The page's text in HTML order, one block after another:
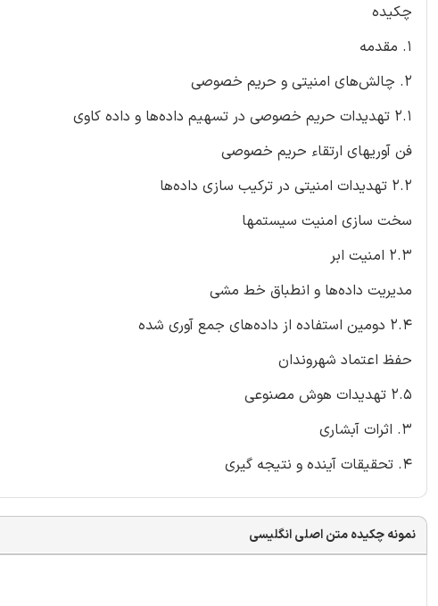
چکیده
1. مقدمه
2. چالش‌های امنیتی و حریم خصوصی
2.1 تهدیدات حریم خصوصی در تسهیم داده‌ها و داده کاوی
فن آوریهای ارتقاء حریم خصوصی
2.2 تهدیدات امنیتی در ترکیب سازی داده‌ها
سخت سازی امنیت سیستمها
2.3 امنیت ابر
مدیریت داده‌ها و انطباق خط مشی
2.4 دومین استفاده از داده‌های جمع آوری شده
حفظ اعتماد شهروندان
2.5 تهدیدات هوش مصنوعی
3. اثرات آبشاری
4. تحقیقات آینده و نتیجه گیری
نمونه چکیده متن اصلی انگلیسی